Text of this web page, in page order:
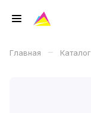
Главная – Каталог